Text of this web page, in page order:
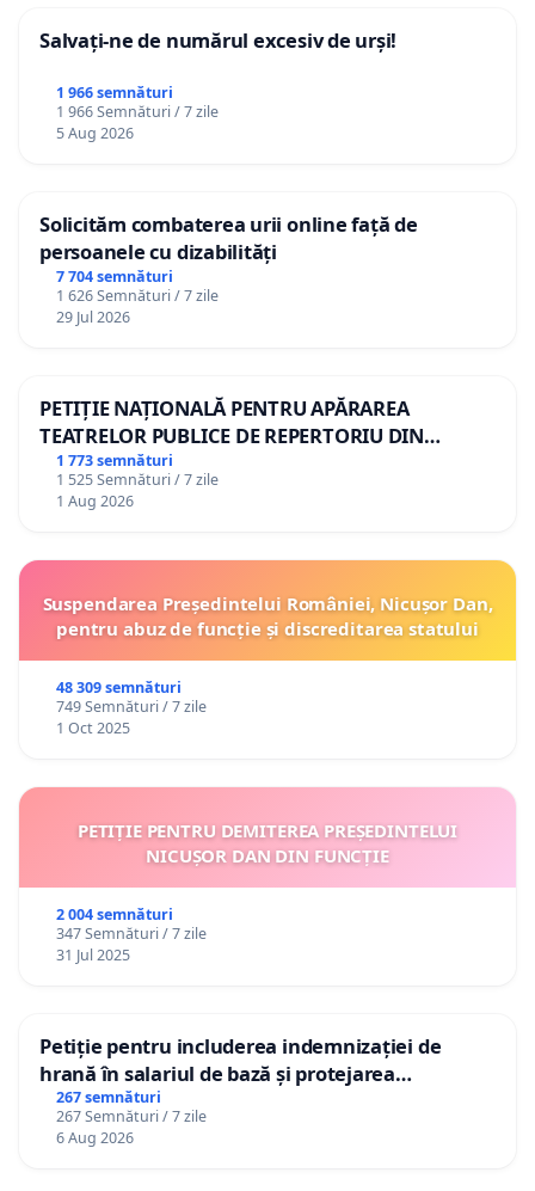
Salvați-ne de numărul excesiv de urși!
1 966 semnături
1 966 Semnături / 7 zile
5 Aug 2026
Solicităm combaterea urii online față de
persoanele cu dizabilități
7 704 semnături
1 626 Semnături / 7 zile
29 Jul 2026
PETIȚIE NAȚIONALĂ PENTRU APĂRAREA
TEATRELOR PUBLICE DE REPERTORIU DIN
ROMÂNIA
1 773 semnături
1 525 Semnături / 7 zile
1 Aug 2026
Suspendarea Președintelui României, Nicușor Dan,
pentru abuz de funcție și discreditarea statului
48 309 semnături
749 Semnături / 7 zile
1 Oct 2025
PETIȚIE PENTRU DEMITEREA PREȘEDINTELUI
NICUȘOR DAN DIN FUNCȚIE
2 004 semnături
347 Semnături / 7 zile
31 Jul 2025
Petiție pentru includerea indemnizației de
hrană în salariul de bază și protejarea
gradațiilor de vechime pentru asistenții
personali
267 semnături
267 Semnături / 7 zile
6 Aug 2026